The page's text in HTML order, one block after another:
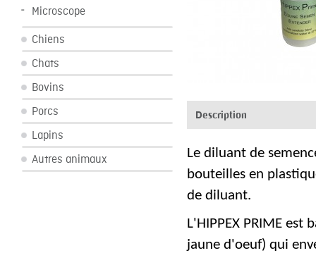
Microscope
Chiens
Chats
Bovins
Porcs
Lapins
Autres animaux
Description
Le diluant de
bouteilles en
de diluant.
L'HIPPEX PRIME
jaune d'oeuf) qui